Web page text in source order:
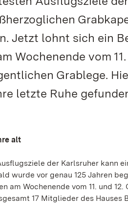
Jetzt lohnt sich ein
Wochenende vom
Grablege.
letzte Ruhe
alt
der Karlsruher kann
wurde vor genau 125 Jahren
am Wochenende vom 11. und
17 Mitglieder des Hauses